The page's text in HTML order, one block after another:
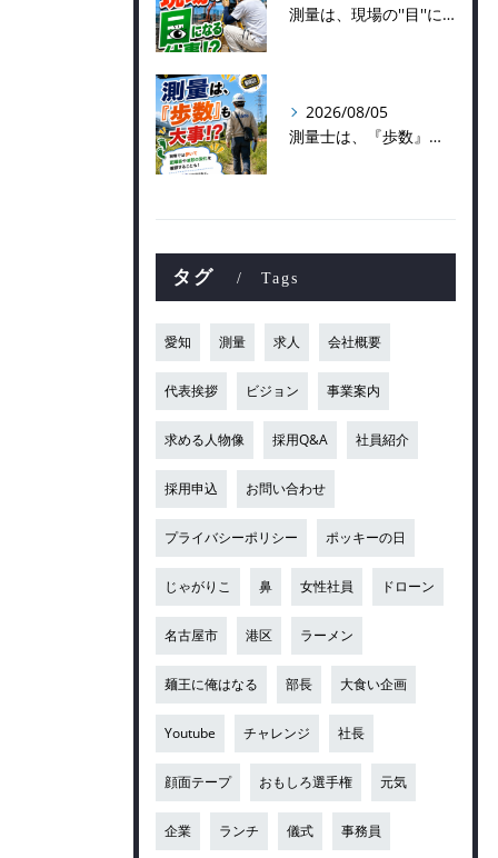
測量は、現場の''目''になる仕事！？
2026/08/05
測量士は、『歩数』も大事！？
タグ Tags
愛知 測量 求人 会社概要
代表挨拶 ビジョン 事業案内
求める人物像 採用Q&A 社員紹介
採用申込 お問い合わせ
プライバシーポリシー ポッキーの日
じゃがりこ 鼻 女性社員 ドローン
名古屋市 港区 ラーメン
麺王に俺はなる 部長 大食い企画
Youtube チャレンジ 社長
顔面テープ おもしろ選手権 元気
企業 ランチ 儀式 事務員